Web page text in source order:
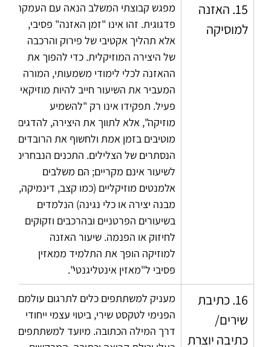
15. האזנה
למוסיקה
מפגש קבוצתי המשלב הנאה עם העמקה
פדגוגית. זהו אינו "זמן האזנה" פסיבי,
אלא תהליך אקטיבי של פירוק והרכבה
של היצירה המוזיקלית. כדי להפוך את
ההאזנה לכלי לימודי משמעותי, המורה
המעביר את השיעור חייב להיות מוזיקאי
פעיל. תפקידו אינו רק "להשמיע
מוזיקה", אלא לתווך את היצירה, להדגים
מוטיבים בזמן אמת ולחשוף את הרובדים
הנסתרים של הצלילים. התכנים הנבחרים
לשיעור אינם מקריים; הם משלבים
אלמנטים מוזיקליים (כמו קצב, דינמיקה,
מבנה יצירה או כלי נגינה) הנלמדים
בשיעורים הפרטניים ובהרכבים וזקוקים
לחיזוק או הפנמה. שיעור האזנה
למוזיקה הופך את התלמיד ממאזין
פסיבי ל"מאזין אינטליגנטי".
16. כתיבת
שירים/
כתיבה יוצרת
מעניק למשתתפים כלים לתרגום עולמם
הפנימי לטקסט שירי, ביטוי עצמי ייחודי
דרך המילה הכתובה. מיועד למשתתפים